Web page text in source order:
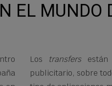
EL MUNDO
Los transfersestán
publicitario, sobre